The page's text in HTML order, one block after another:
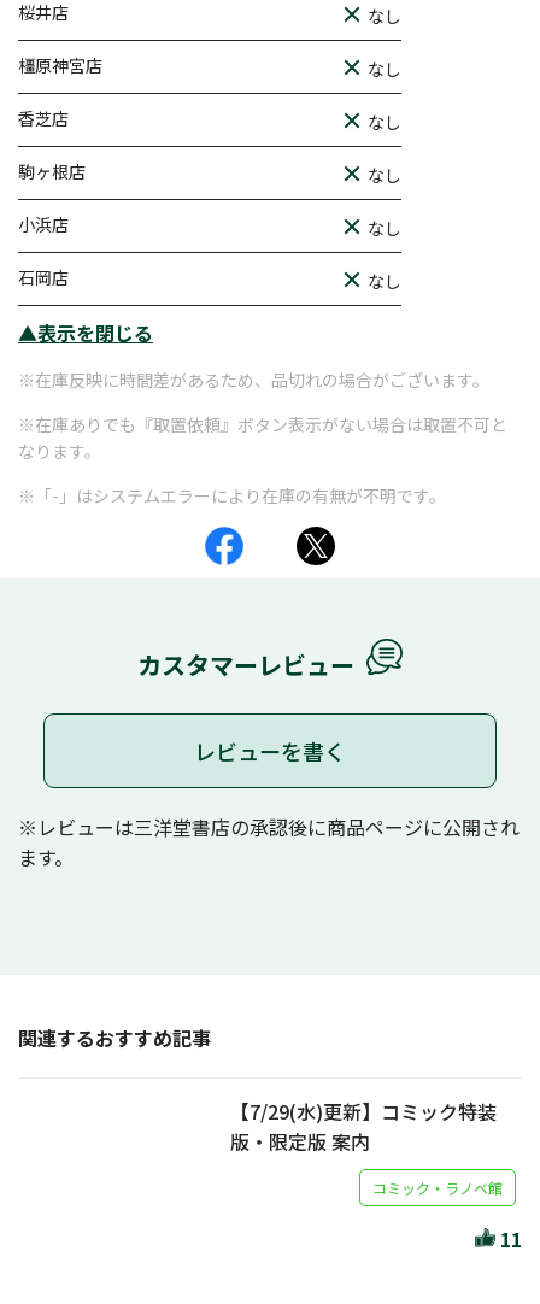
桜井店 なし
橿原神宮店 なし
香芝店 なし
駒ヶ根店 なし
小浜店 なし
石岡店 なし
▲表示を閉じる
※在庫反映に時間差があるため、品切れの場合がございます。
※在庫ありでも『取置依頼』ボタン表示がない場合は取置不可と
なります。
※「-」はシステムエラーにより在庫の有無が不明です。
カスタマーレビュー
レビューを書く
※レビューは三洋堂書店の承認後に商品ページに公開され
ます。
関連するおすすめ記事
【7/29(水)更新】コミック特装
版・限定版 案内
コミック・ラノベ館
11